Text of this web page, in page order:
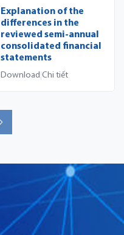
Explanation of the
differences in the
reviewed semi-annual
consolidated financial
statements
Download Chi tiết